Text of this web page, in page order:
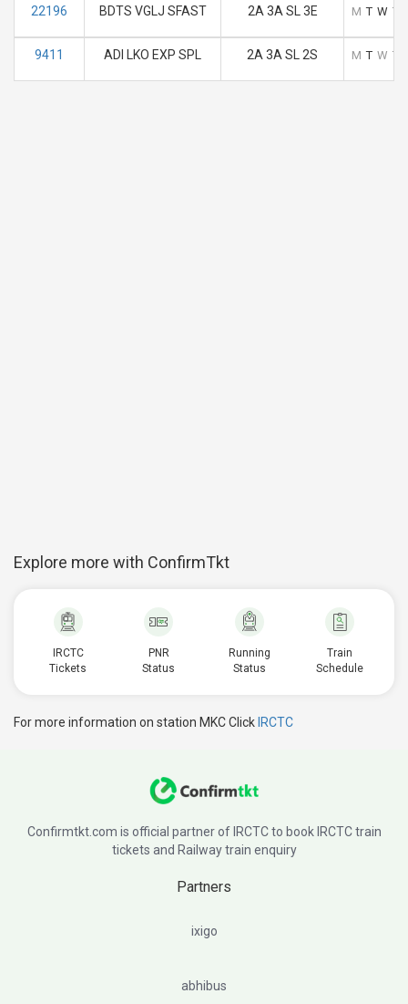
22196 BDTS VGLJ SFAST 2A 3A SL 3E M T W T
9411 ADI LKO EXP SPL 2A 3A SL 2S M T W T
Explore more with ConfirmTkt
IRCTC
Tickets
PNR
Status
Running
Status
Train
Schedule
For more information on station MKC Click IRCTC
Confirmtkt.com is official partner of IRCTC to book IRCTC train
tickets and Railway train enquiry
Partners
ixigo
abhibus